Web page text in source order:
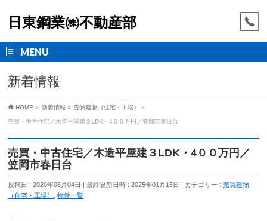
日東鋼業㈱不動産部
MENU
新着情報
HOME » 新着情報 » 売買建物（住宅・工場） »
売買・中古住宅／木造平屋建３LDK・4００万円／笠岡市春日台
売買・中古住宅／木造平屋建３LDK・4００万円／
笠岡市春日台
投稿日 : 2020年06月04日 最終更新日時 : 2025年01月15日 カテゴリー :売買建物
（住宅・工場）
,物件一覧